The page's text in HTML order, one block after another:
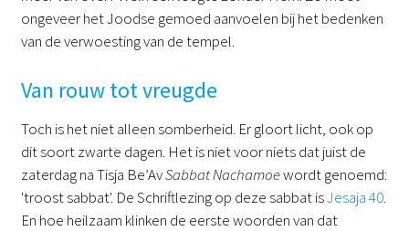
ongeveer het Joodse gemoed aanvoelen bij het bedenken
van de verwoesting van de tempel.
Van rouw tot vreugde
Toch is het niet alleen somberheid. Er gloort licht, ook op
dit soort zwarte dagen. Het is niet voor niets dat juist de
zaterdag na Tisja Be’AvSabbat Nachamoewordt genoemd:
'troost sabbat'. De Schriftlezing op deze sabbat isJesaja 40.
En hoe heilzaam klinken de eerste woorden van dat